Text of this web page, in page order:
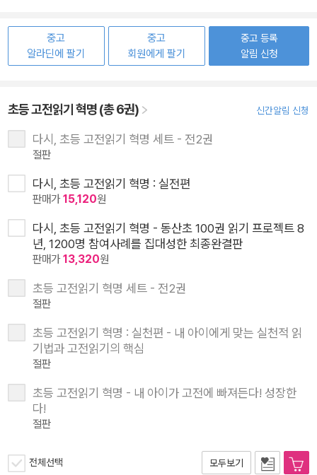
중고
알라딘에 팔기
중고
회원에게 팔기
중고 등록
알림 신청
초등 고전읽기 혁명 (총 6권) 신간알림 신청
다시, 초등 고전읽기 혁명 세트 - 전2권
절판
다시, 초등 고전읽기 혁명 : 실전편
판매가15,120원
다시, 초등 고전읽기 혁명 - 동산초 100권 읽기 프로젝트 8
년, 1200명 참여사례를 집대성한 최종완결판
판매가13,320원
초등 고전읽기 혁명 세트 - 전2권
절판
초등 고전읽기 혁명 : 실천편 - 내 아이에게 맞는 실천적 읽
기법과 고전읽기의 핵심
절판
초등 고전읽기 혁명 - 내 아이가 고전에 빠져든다! 성장한
다!
절판
전체선택 모두보기